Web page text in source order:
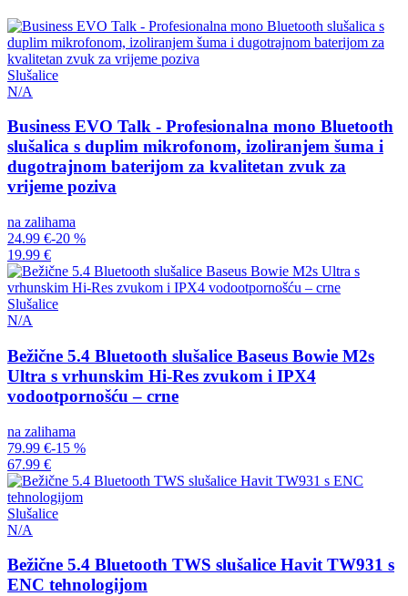
Slušalice
N/A
Business EVO Talk - Profesionalna mono Bluetooth
slušalica s duplim mikrofonom, izoliranjem šuma i
dugotrajnom baterijom za kvalitetan zvuk za
vrijeme poziva
na zalihama
24.99 €-20 %
19.99 €
Slušalice
N/A
Bežične 5.4 Bluetooth slušalice Baseus Bowie M2s
Ultra s vrhunskim Hi-Res zvukom i IPX4
vodootpornošću – crne
na zalihama
79.99 €-15 %
67.99 €
Slušalice
N/A
Bežične 5.4 Bluetooth TWS slušalice Havit TW931 s
ENC tehnologijom